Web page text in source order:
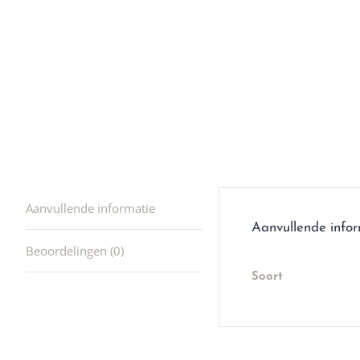
ook
Aanvullende informatie
Beoordelingen (0)
Aanvullende
Soort